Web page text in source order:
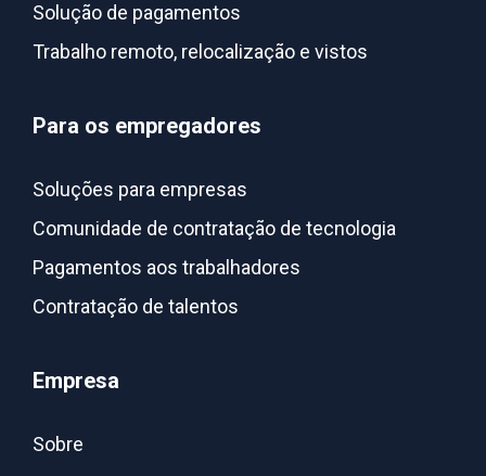
Solução de pagamentos
Trabalho remoto, relocalização e vistos
Para os empregadores
Soluções para empresas
Comunidade de contratação de tecnologia
Pagamentos aos trabalhadores
Contratação de talentos
Empresa
Sobre